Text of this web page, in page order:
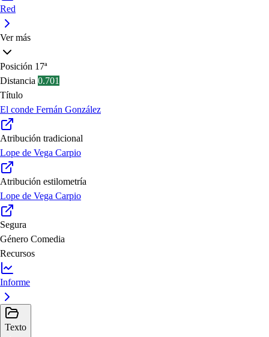
Red
Ver más
Posición 17ª
Distancia 0.701
Título
El conde Fernán González
Atribución tradicional
Lope de Vega Carpio
Atribución estilometría
Lope de Vega Carpio
Segura
Género Comedia
Recursos
Informe
Texto